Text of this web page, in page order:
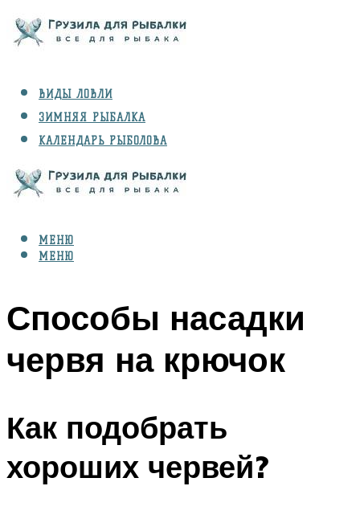
ВИДЫ ЛОВЛИ
ЗИМНЯЯ РЫБАЛКА
КАЛЕНДАРЬ РЫБОЛОВА
СНАРЯЖЕНИЕ
МЕНЮ
МЕНЮ
Способы насадки
червя на крючок
Как подобрать
хороших червей?